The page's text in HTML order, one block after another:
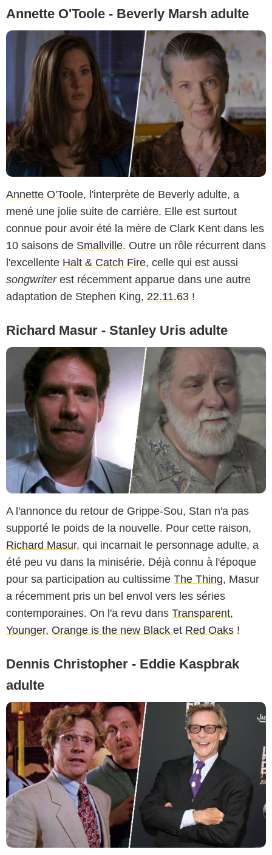
Annette O'Toole - Beverly Marsh adulte
Annette O'Toole, l'interprète de Beverly adulte, a
mené une jolie suite de carrière. Elle est surtout
connue pour avoir été la mère de Clark Kent dans les
10 saisons de Smallville. Outre un rôle récurrent dans
l'excellente Halt & Catch Fire, celle qui est aussi
songwriterest récemment apparue dans une autre
adaptation de Stephen King, 22.11.63 !
Richard Masur - Stanley Uris adulte
A l'annonce du retour de Grippe-Sou, Stan n'a pas
supporté le poids de la nouvelle. Pour cette raison,
Richard Masur, qui incarnait le personnage adulte, a
été peu vu dans la minisérie. Déjà connu à l'époque
pour sa participation au cultissime The Thing, Masur
a récemment pris un bel envol vers les séries
contemporaines. On l'a revu dans Transparent,
Younger, Orange is the new Black et Red Oaks !
Dennis Christopher - Eddie Kaspbrak
adulte